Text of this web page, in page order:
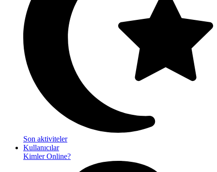
Son aktiviteler
Kullanıcılar
Kimler Online?